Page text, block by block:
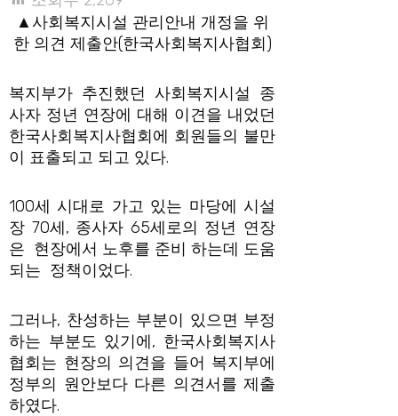
▲사회복지시설 관리안내 개정을 위
한 의견 제출안(한국사회복지사협회)
복지부가 추진했던 사회복지시설 종
사자 정년 연장에 대해 이견을 내었던
한국사회복지사협회에 회원들의 불만
이 표출되고 되고 있다.
100세 시대로 가고 있는 마당에 시설
장 70세, 종사자 65세로의 정년 연장
은 현장에서 노후를 준비 하는데 도움
되는 정책이었다.
그러나, 찬성하는 부분이 있으면 부정
하는 부분도 있기에, 한국사회복지사
협회는 현장의 의견을 들어 복지부에
정부의 원안보다 다른 의견서를 제출
하였다.